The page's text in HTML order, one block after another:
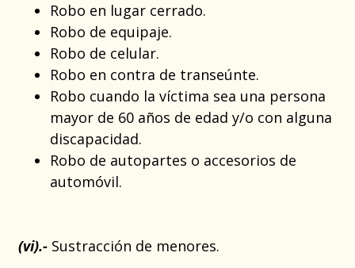
Robo en lugar cerrado.
Robo de equipaje.
Robo de celular.
Robo en contra de transeúnte.
Robo cuando la víctima sea una persona
mayor de 60 años de edad y/o con alguna
discapacidad.
Robo de autopartes o accesorios de
automóvil.
(vi).- Sustracción de menores.